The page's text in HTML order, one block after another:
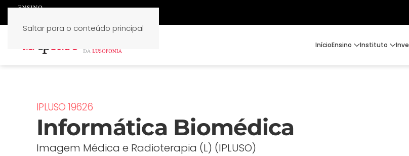
Saltar para o conteúdo principal
InícioEnsino Instituto
IPLUSO 19626
Informática Biomédica
Imagem Médica e Radioterapia (L) (IPLUSO)